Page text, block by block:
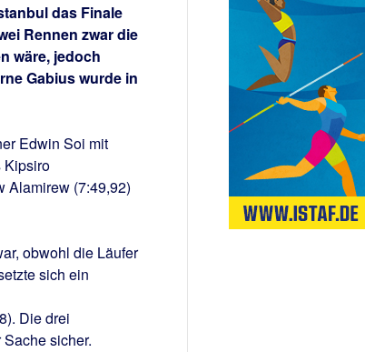
das Finale
Rennen zwar die
wäre, jedoch
Gabius wurde in
Edwin Soi mit
Kipsiro
Alamirew (7:49,92)
obwohl die Läufer
sich ein
Die drei
sicher.